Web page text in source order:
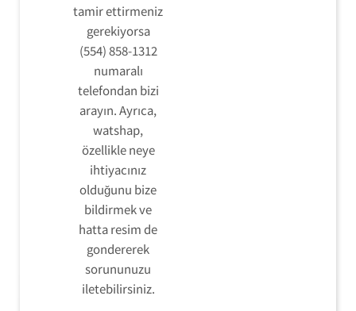
tamir ettirmeniz
gerekiyorsa
(554) 858-1312
numaralı
telefondan bizi
arayın. Ayrıca,
watshap,
özellikle neye
ihtiyacınız
olduğunu bize
bildirmek ve
hatta resim de
gondererek
sorununuzu
iletebilirsiniz.